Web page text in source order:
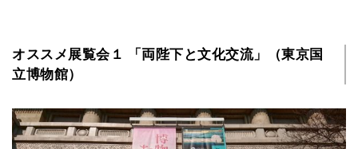
オススメ展覧会１ 「両陛下と文化交流」（東京国
立博物館）